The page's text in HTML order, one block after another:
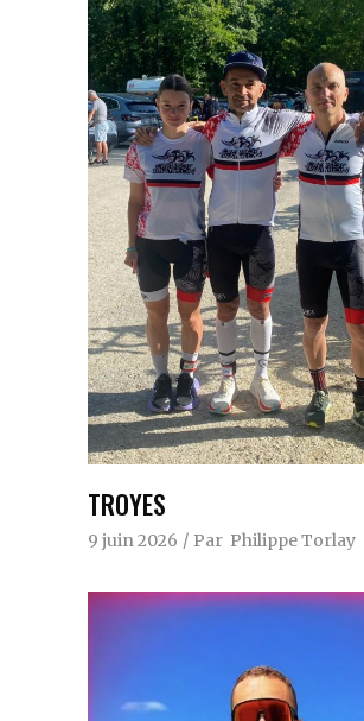
TROYES
9 juin 2026 Par Philippe Torlay